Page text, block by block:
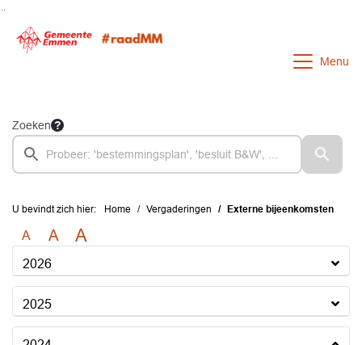
Menu
Zoeken
U bevindt zich hier: Home Vergaderingen Externe bijeenkomsten
A A A
2026
2025